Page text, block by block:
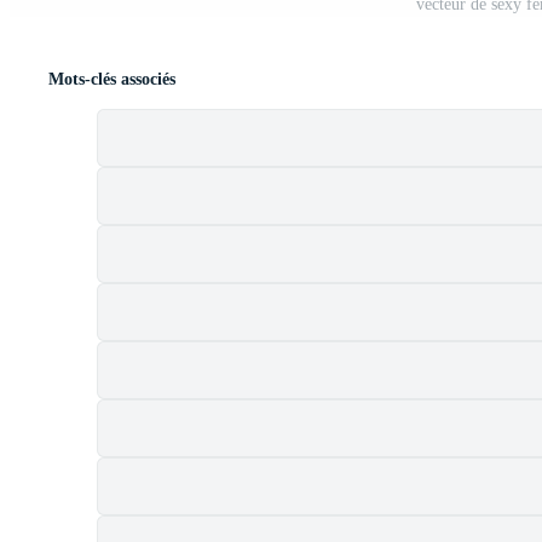
vecteur de sexy
Mots-clés associés